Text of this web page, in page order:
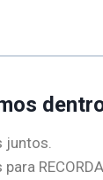
juntos.